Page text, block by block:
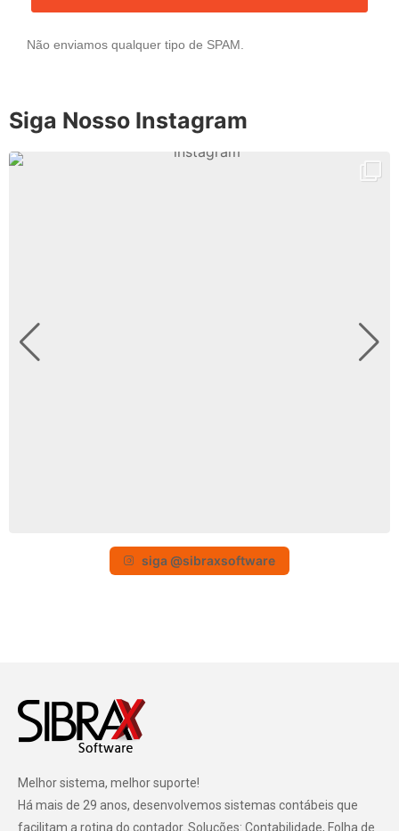
Não enviamos qualquer tipo de SPAM.
Siga Nosso Instagram
siga @sibraxsoftware
Melhor sistema, melhor suporte!
Há mais de 29 anos, desenvolvemos sistemas contábeis que
facilitam a rotina do contador. Soluções: Contabilidade, Folha de